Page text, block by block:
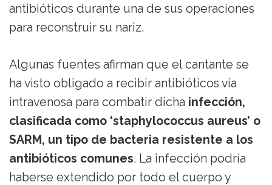
antibióticos durante una de sus operaciones
para reconstruir su nariz.
Algunas fuentes afirman que el cantante se
ha visto obligado a recibir antibióticos vía
intravenosa para combatir dicha infección,
clasificada como ‘staphylococcus aureus’ o
SARM, un tipo de bacteria resistente a los
antibióticos comunes. La infección podría
haberse extendido por todo el cuerpo y